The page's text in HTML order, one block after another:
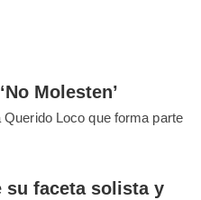
Molesten’
Loco que forma parte
su faceta solista y